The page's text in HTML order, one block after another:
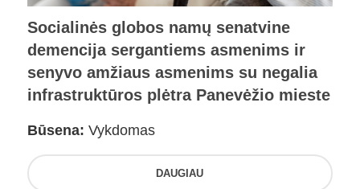
Socialinės globos namų senatvine
demencija sergantiems asmenims ir
senyvo amžiaus asmenims su negalia
infrastruktūros plėtra Panevėžio mieste
Būsena: Vykdomas
DAUGIAU